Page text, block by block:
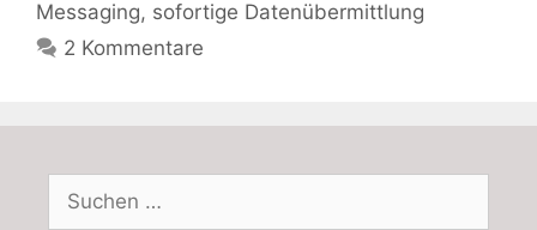
Messaging, sofortige Datenübermittlung
2 Kommentare
nach: